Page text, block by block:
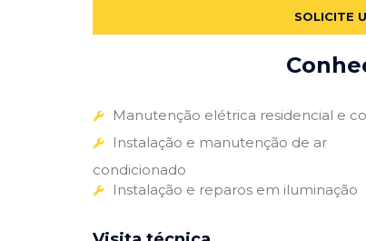
SOLICITE
Manutenção elétrica residencial e
Instalação e manutenção de ar
condicionado
Instalação e reparos em iluminação